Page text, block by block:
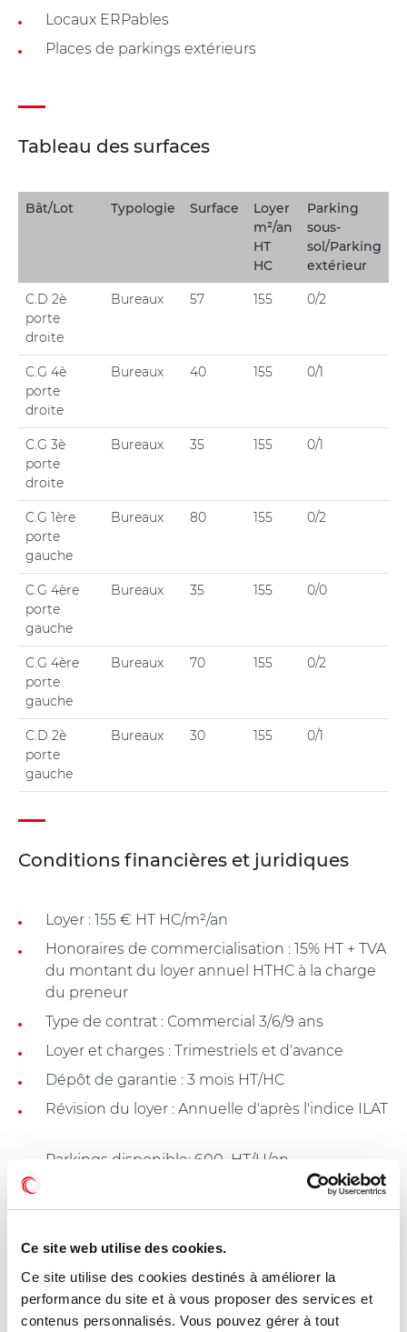
Ce site web utilise des cookies.
Ce site utilise des cookies destinés à améliorer la
performance du site et à vous proposer des services et
contenus personnalisés. Vous pouvez gérer à tout
Locaux ERPables
Places de parkings extérieurs
Tableau des surfaces
Bât/Lot Typologie Surface
Loyer
m²/an
HT
HC
Parking
sous-
sol/Parking
extérieur
C.D 2è
porte
droite
Bureaux 57 155 0/2
C.G 4è
porte
droite
Bureaux 40 155 0/1
C.G 3è
porte
droite
Bureaux 35 155 0/1
C.G 1ère
porte
gauche
Bureaux 80 155 0/2
C.G 4ère
porte
gauche
Bureaux 35 155 0/0
C.G 4ère
porte
gauche
Bureaux 70 155 0/2
C.D 2è
porte
gauche
Bureaux 30 155 0/1
Conditions financières et juridiques
Loyer : 155 € HT HC/m²/an
Honoraires de commercialisation : 15% HT + TVA
du montant du loyer annuel HTHC à la charge
du preneur
Type de contrat : Commercial 3/6/9 ans
Loyer et charges : Trimestriels et d'avance
Dépôt de garantie : 3 mois HT/HC
Révision du loyer : Annuelle d'après l'indice ILAT
Parkings disponible: 600  HT/U/an
Dessertes - GOUSSAINVILLE (95190)